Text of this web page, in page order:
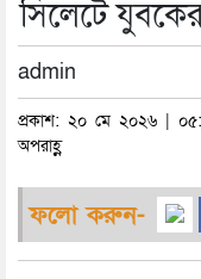
সিলেটে
admin
প্রকাশ: ২০ মে ২০২৬ |
অপরাহ্ণ
ফলো করুন-